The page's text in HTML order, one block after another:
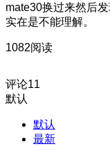
mate30换过来然后
实在是不能理解。
1082阅读
评论11
默认
默认
最新